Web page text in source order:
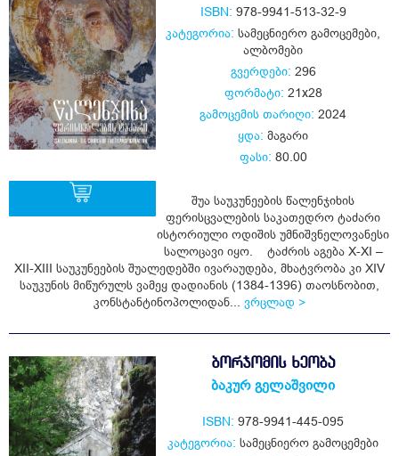
ISBN: 978-9941-513-32-9
კატეგორია: სამეცნიერო გამოცემები
ალბომები
გვერდები: 296
ფორმატი: 21x28
გამოცემის თარიღი: 2024
ყდა: მაგარი
ფასი: 80.00
შუა საუკუნეების წალენჯიხის
ფერისცვალების საკათედრო ტაძარი
ისტორიული ოდიშის უმნიშვნელოვანესი
სალოცავი იყო. ტაძრის აგება X-XI –
XII-XIII საუკუნეების შუალედებში ივარაუდება, მხატვრობა კი XIV
საუკუნის მიწურულს ვამეყ დადიანის (1384‑1396) თაოსნობით,
კონსტანტინოპოლიდან... ვრცლად >
ᲑᲝᲠᲯᲝᲛᲘᲡ ᲮᲔᲝᲑᲐ
ბაკურ გელაშვილი
ISBN: 978-9941-445-095
კატეგორია: სამეცნიერო გამოცემები